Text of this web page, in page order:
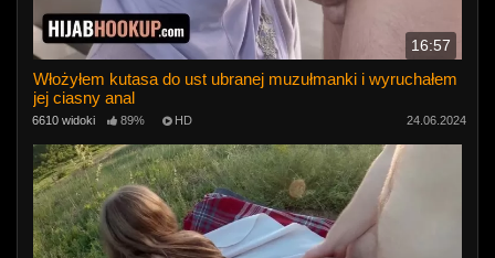
16:57
Włożyłem kutasa do ust ubranej muzułmanki i wyruchałem
jej ciasny anal
6610 widoki 89% HD 24.06.2024